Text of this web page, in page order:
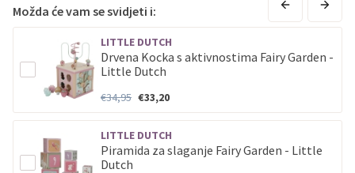
Možda će vam se svidjeti i:
LITTLE DUTCH
Drvena Kocka s aktivnostima Fairy Garden -
Little Dutch
€34,95 €33,20
LITTLE DUTCH
Piramida za slaganje Fairy Garden - Little
Dutch